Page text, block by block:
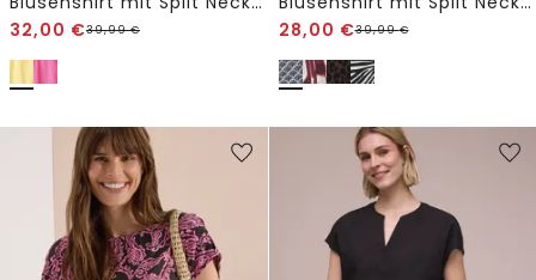
32,00 €39,99€
28,00 €39,99€